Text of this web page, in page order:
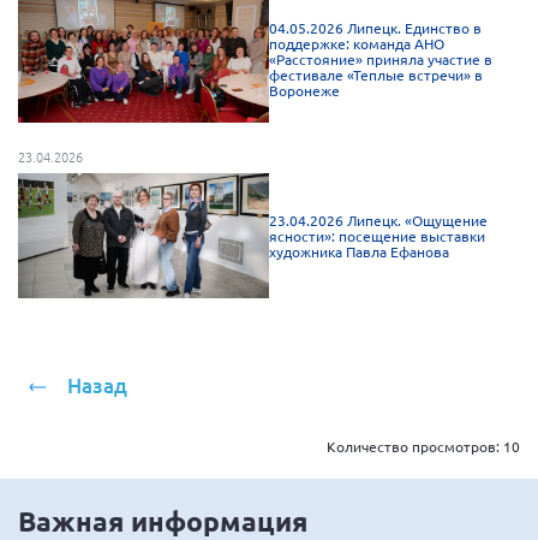
Республика Башкортостан
Республика Бурятия
Республика Карелия
Республика Калмыкия
Республика Хакасия
Ростовская область
г. Санкт-Петербург
г. Севастополь
Самарская область СГОРС
Смоленская область
Ставропольский край
04.05.2026 Липецк. Единство в
поддержке: команда АНО
«Расстояние» приняла участие в
фестивале «Теплые встречи» в
Воронеже
23.04.2026
23.04.2026 Липецк. «Ощущение
ясности»: посещение выставки
художника Павла Ефанова
Назад
Количество просмотров: 10
Важная информация